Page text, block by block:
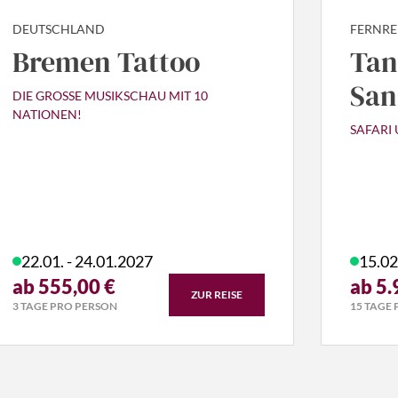
DEUTSCHLAND
Bremen Tattoo
DIE GROSSE MUSIKSCHAU MIT 10 N
ATIONEN!
22.01. - 24.01.2027
ab 555,00 €
3 TAGE PRO PERSON
ZUR REISE
SAFARI
ab
15 TAGE